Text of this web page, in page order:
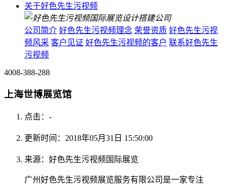
关于好色先生污视频
公司简介 好色先生污视频理念 荣誉资质 好色先生污视
频风采 客户见证 好色先生污视频的客户 联系好色先生
污视频
4008-388-288
上海世博展览馆
点击： -
更新时间：2018年05月31日 15:50:00
来源：好色先生污视频国际展览
广州好色先生污视频展览服务有限公司是一家专注